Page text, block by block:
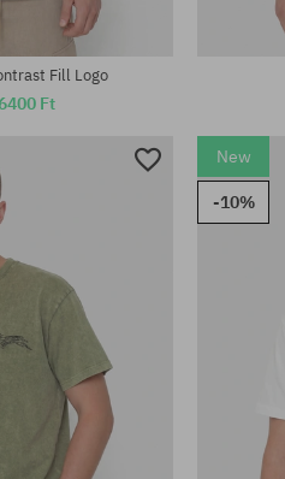
Fill Logo
Ft
New
-10%